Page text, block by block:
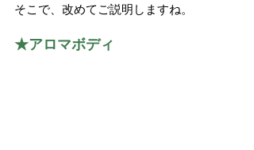
そこで、改めてご説明しますね。
★アロマボディ